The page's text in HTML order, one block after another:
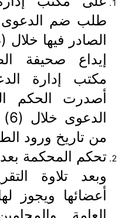
طلب ضم الدعوى
إيداع صحيفة
مكتب إدارة
أصدرت الحكم
من تاريخ ورود
تحكم المحكمة بعد
وبعد تلاوة
أعضائها ويجوز